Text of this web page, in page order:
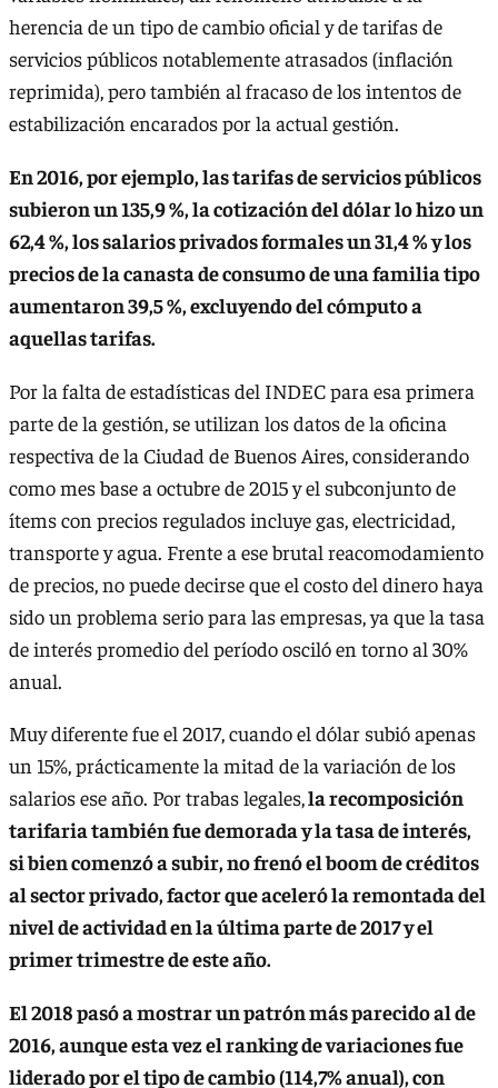
herencia de un tipo de cambio oficial y de tarifas de
servicios públicos notablemente atrasados (inflación
reprimida), pero también al fracaso de los intentos de
estabilización encarados por la actual gestión.
En 2016, por ejemplo, las tarifas de servicios públicos
subieron un 135,9 %, la cotización del dólar lo hizo un
62,4 %, los salarios privados formales un 31,4 % y los
precios de la canasta de consumo de una familia tipo
aumentaron 39,5 %, excluyendo del cómputo a
aquellas tarifas.
Por la falta de estadísticas del INDEC para esa primera
parte de la gestión, se utilizan los datos de la oficina
respectiva de la Ciudad de Buenos Aires, considerando
como mes base a octubre de 2015 y el subconjunto de
ítems con precios regulados incluye gas, electricidad,
transporte y agua. Frente a ese brutal reacomodamiento
de precios, no puede decirse que el costo del dinero haya
sido un problema serio para las empresas, ya que la tasa
de interés promedio del período osciló en torno al 30%
anual.
Muy diferente fue el 2017, cuando el dólar subió apenas
un 15%, prácticamente la mitad de la variación de los
salarios ese año. Por trabas legales,la recomposición
tarifaria también fue demorada y la tasa de interés,
si bien comenzó a subir, no frenó el boom de créditos
al sector privado, factor que aceleró la remontada del
nivel de actividad en la última parte de 2017 y el
primer trimestre de este año.
El 2018 pasó a mostrar un patrón más parecido al de
2016, aunque esta vez el ranking de variaciones fue
liderado por el tipo de cambio (114,7% anual), con